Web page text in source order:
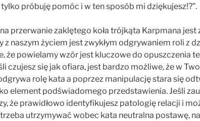
tylko próbuję pomóc i w ten sposób mi dziękujesz!?”.
przerwanie zaklętego koła trójkąta Karpmana jest
z naszym życiem jest zwykłym odgrywaniem roli z
że powielamy wzór jest kluczowe do opuszczenia
czujesz się jak ofiara, jest bardzo możliwe, że w
rolę kata a poprzez manipulację stara się
element podświadomego przedstawienia. Jeśli
że prawidłowo identyfikujesz patologię relacji i
utrzymywać wobec kata neutralna postawę,